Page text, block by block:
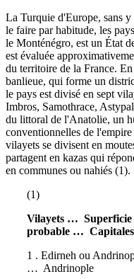
La Turquie d'Europe, sans
le faire par habitude, les
le Monténégro, est un État
est évaluée
du territoire de la France.
banlieue, qui forme un
le pays est divisé en sept
Imbros, Samothrace,
du littoral de l'Anatolie, un
conventionnelles de
vilayets se divisent en
partagent en kazas qui
en communes ou nahiés (1).
(1)
Vilayets …
probable …
1 . Edirneh ou
… Andrinople